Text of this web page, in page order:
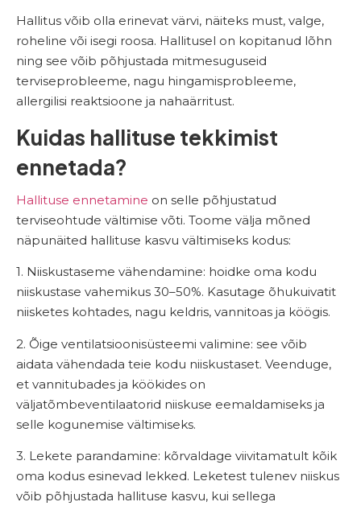
Hallitus võib olla erinevat värvi, näiteks must, valge,
roheline või isegi roosa. Hallitusel on kopitanud lõhn
ning see võib põhjustada mitmesuguseid
terviseprobleeme, nagu hingamisprobleeme,
allergilisi reaktsioone ja nahaärritust.
Kuidas hallituse tekkimist
ennetada?
Hallituse ennetamine on selle põhjustatud
terviseohtude vältimise võti. Toome välja mõned
näpunäited hallituse kasvu vältimiseks kodus:
1. Niiskustaseme vähendamine: hoidke oma kodu
niiskustase vahemikus 30–50%. Kasutage õhukuivatit
niisketes kohtades, nagu keldris, vannitoas ja köögis.
2. Õige ventilatsioonisüsteemi valimine: see võib
aidata vähendada teie kodu niiskustaset. Veenduge,
et vannitubades ja köökides on
väljatõmbeventilaatorid niiskuse eemaldamiseks ja
selle kogunemise vältimiseks.
3. Lekete parandamine: kõrvaldage viivitamatult kõik
oma kodus esinevad lekked. Leketest tulenev niiskus
võib põhjustada hallituse kasvu, kui sellega